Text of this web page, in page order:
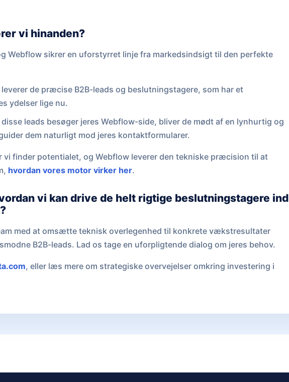
vi hinanden?
Webflow sikrer en uforstyrret linje fra markedsindsigt til den perfekte
leverer de præcise B2B-leads og beslutningstagere, som har et
ydelser lige nu.
disse leads besøger jeres Webflow-side, bliver de mødt af en lynhurtig og
dem naturligt mod jeres kontaktformularer.
vi finder potentialet, og Webflow leverer den tekniske præcision til at
hvordan vores motor virker her.
vi kan drive de helt rigtige beslutningstagere ind
med at omsætte teknisk overlegenhed til konkrete vækstresultater
B2B-leads. Lad os tage en uforpligtende dialog om jeres behov.
, eller læs mere om strategiske overvejelser omkring investering i